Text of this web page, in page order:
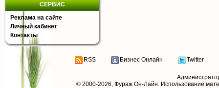
СЕРВИС
Реклама на сайте
Личный кабинет
Контакты
RSS Бизнес Онлайн Twitter
© 2000-2026, Фураж Он-Лайн. Использование